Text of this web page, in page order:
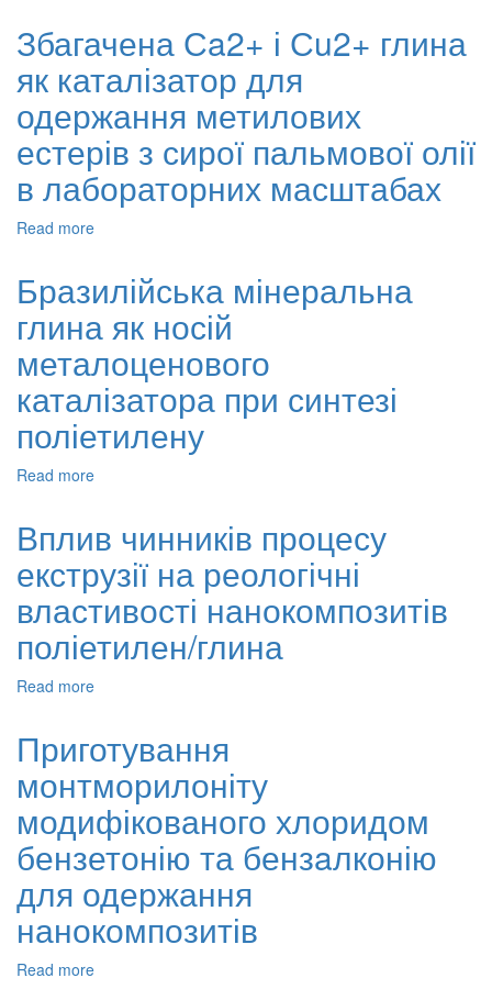
та
термостійкості
нанокомпозитів
поліанілін-
maghnite
Збагачена Сa2+ і Сu2+ глина
як каталізатор для
одержання метилових
естерів з сирої пальмової олії
в лабораторних масштабах
Read more
і
глина
як
каталізатор
для
одержання
метилових
пальмової
олії
в
лабораторних
масштабах
Бразилійська мінеральна
глина як носій
металоценового
каталізатора при синтезі
поліетилену
Read more
глина
носій
металоценового
каталізатора
при
Вплив чинників процесу
екструзії на реологічні
властивості нанокомпозитів
поліетилен/глина
Read more
процесу
екструзії
на
реологічні
властивості
нанокомпозитів
поліетилен/
глина
Приготування
монтморилоніту
модифікованого хлоридом
бензетонію та бензaлконію
для одержання
нанокомпозитів
Read more